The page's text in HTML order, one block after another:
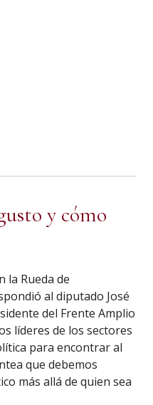
y cómo
la Rueda de
al diputado José
del Frente Amplio
líderes de los sectores
para encontrar al
que debemos
más allá de quien sea